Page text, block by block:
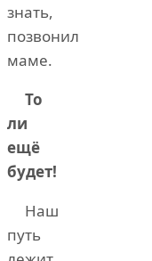
знать,
позвонил
маме.
То
ли
ещё
будет!
Наш
путь